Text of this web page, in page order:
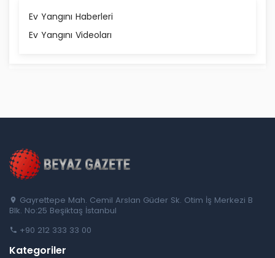
Ev Yangını Haberleri
Ev Yangını Videoları
Gayrettepe Mah. Cemil Arslan Güder Sk. Otim İş Merkezi B
Blk. No:25 Beşiktaş İstanbul
+90 212 333 33 00
Kategoriler